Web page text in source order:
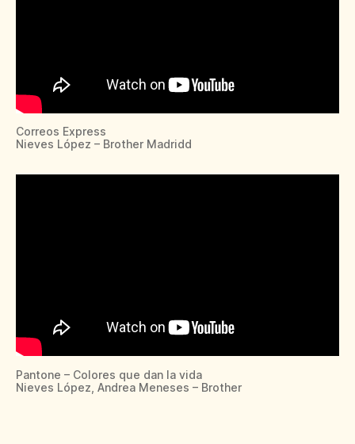
Correos Express
Nieves López – Brother Madridd
Pantone – Colores que dan la vida
Nieves López, Andrea Meneses – Brother